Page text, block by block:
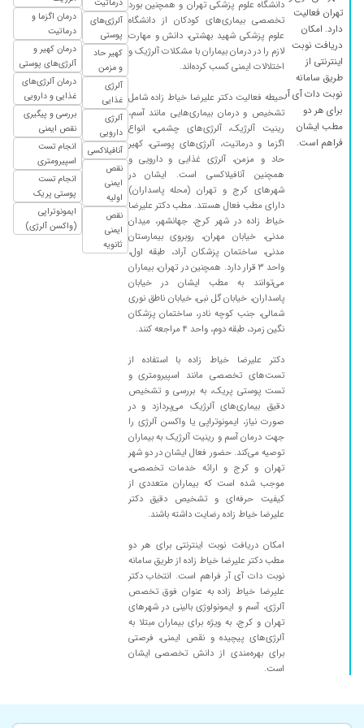
محترمانه.
عالی بودن ۱۴۰۱/۰۴/۰۶
سه نفر رو معرفی کردم مشکل ریوی مخصوصا یکی
از افراد شدید بود که به لطف خدا و ایشان تحت
نظر هستند و روبه بهبودی هستن
۱۴۰۲/۰۳/۱۶
از ابتدا دخترم زیر نظر ایشون بوده و همیشه عالی
بود تشخیص و درمانشون
۱۳۹۹/۰۷/۲۱
خوب بود ۱۴۰۳/۰۴/۲۱
با سلام پسرم چند ماهی هست که آلرژی داره و تا
حالا ۲ نوبت پیش دکتر رفتهام
۱۴۰۳/۰۷/۱۸
چند سال بود سرفه میکردم با یه ویزیت خوب شدم. ۱۴۰۱/۱۲/۱۴
دکتر بسیار با تجربه وخوش برخورد وباحوصله
هستن من برای درمان کهیر مزمن پیش ایشون
اومدم وخیلی راضی هستم
دکتر بسیار حاذق
طبابت
مشکل آلژی بهترین دکتر از نظر من
عالی عالی
بسیار دکتر با شخصیتی هستند. تشخیص و
درمانشان عالی است. من آلرژی فصلی داشتم و پس
از سالها بالاخره کنترل شد
دکتری با مهارت کامل و دلسوز و مادر همسرم تحت
نظر ایشون خیلی خوب درمان شدن
نتیجهش تا الان خیلی خوب بوده امیدوارم کامل
درمان بشم، مرسی از اقای دکتر
دخترم دچار الرژی وحساسیت شده بود که با یک
نسخه کاملا بهبود پیدا کرد
بی نظیر
بله خوب بود
تهران فعالیت
دارد. امکان
دریافت نوبت
اینترنتی از
طریق سامانه
نوبت دات آی آر
برای هر دو
مطب ایشان
فراهم است.
دانشگاه علوم پزشکی تهران و همچنین بورد
تخصصی بیماری‌های کودکان از دانشگاه
علوم پزشکی شهید بهشتی، دانش و مهارت
لازم را در درمان بیماران با مشکلات آلرژیک و
اختلالات ایمنی کسب کرده‌اند.
حیطه فعالیت دکتر علیرضا خیاط زاده شامل
تشخیص و درمان بیماری‌هایی مانند آسم،
رینیت آلرژیک، آلرژی‌های چشمی، انواع
اگزما و درماتیت، آلرژی‌های پوستی، کهیر
حاد و مزمن، آلرژی غذایی و دارویی و
همچنین آنافیلاکسی است. ایشان در
شهرهای کرج و تهران (محله پاسداران)
دارای مطب فعال هستند. مطب دکتر علیرضا
خیاط زاده در شهر کرج، جهانشهر، میدان
مدنی، خیابان مهران، روبروی بیمارستان
مدنی، ساختمان پزشکان آراد، طبقه اول،
واحد ۳ قرار دارد. همچنین در تهران، بیماران
می‌توانند به مطب ایشان در خیابان
پاسداران، خیابان گل نبی، خیابان ناطق نوری
شمالی، جنب کوچه نادر، ساختمان پزشکان
نگین زمرد، طبقه دوم، واحد ۴ مراجعه کنند.
دکتر علیرضا خیاط زاده با استفاده از
تست‌های تخصصی مانند اسپیرومتری و
تست پوستی پریک، به بررسی و تشخیص
دقیق بیماری‌های آلرژیک می‌پردازد و در
صورت نیاز، ایمونوتراپی یا واکسن آلرژی را
جهت درمان آسم و رینیت آلرژیک به بیماران
توصیه می‌کند. حضور فعال ایشان در دو شهر
تهران و کرج و ارائه خدمات تخصصی،
موجب شده است که بیماران متعددی از
کیفیت حرفه‌ای و تشخیص دقیق دکتر
علیرضا خیاط زاده رضایت داشته باشند.
امکان دریافت نوبت اینترنتی برای هر دو
مطب دکتر علیرضا خیاط زاده از طریق سامانه
نوبت دات آی آر فراهم است. انتخاب دکتر
علیرضا خیاط زاده به عنوان فوق تخصص
آلرژی، آسم و ایمونولوژی بالینی در شهرهای
تهران و کرج، به ویژه برای بیماران مبتلا به
آلرژی‌های پیچیده و نقص ایمنی، فرصتی
برای بهره‌مندی از دانش تخصصی ایشان
است.
آلرژی‌های
پوستی
کهیر حاد
و مزمن
آلرژی
غذایی
آلرژی
دارویی
آنافیلاکسی
نقص
ایمنی
اولیه
نقص
ایمنی
ثانویه
درمان اگزما و
درماتیت
درمان کهیر و
آلرژی‌های پوستی
درمان آلرژی‌های
غذایی و دارویی
بررسی و پیگیری
نقص ایمنی
انجام تست
اسپیرومتری
انجام تست
پوستی پریک
ایمونوتراپی
(واکسن آلرژی)